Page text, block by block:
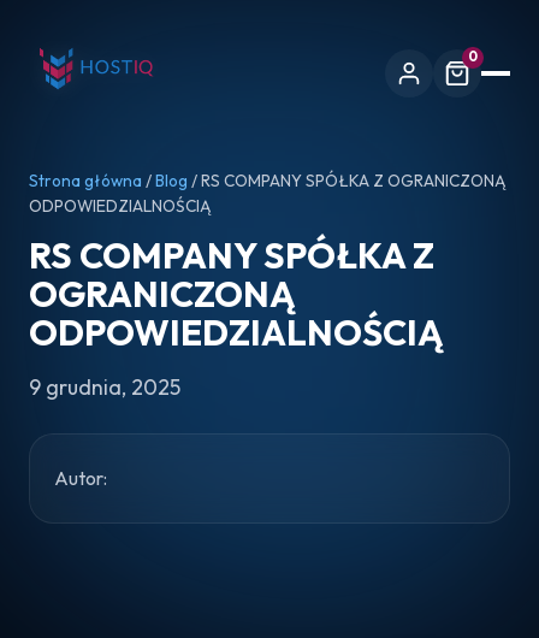
0
Strona główna /Blog / RS COMPANY SPÓŁKA Z OGRANICZONĄ
ODPOWIEDZIALNOŚCIĄ
RS COMPANY SPÓŁKA Z
OGRANICZONĄ
ODPOWIEDZIALNOŚCIĄ
9 grudnia, 2025
Autor: